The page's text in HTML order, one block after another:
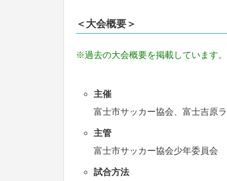
＜大会概要＞
※過去の大会概要を掲載しています
主催
富士市サッカー協会、富士吉原
主管
富士市サッカー協会少年委員会
試合方法